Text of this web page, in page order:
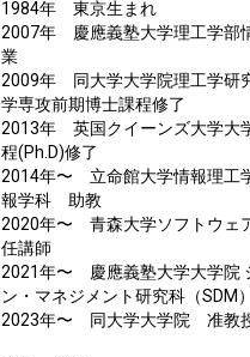
1984年 東京生まれ
2007年 慶應義塾大学理工学部
業
2009年 同大学大学院理工学研
学専攻前期博士課程修了
2013年 英国クイーンズ大学大
程(Ph.D)修了
2014年〜 立命館大学情報理工
報学科 助教
2020年〜 青森大学ソフトウェ
任講師
2021年〜 慶應義塾大学大学院
ン・マネジメント研究科（
2023年〜 同大学大学院 准教